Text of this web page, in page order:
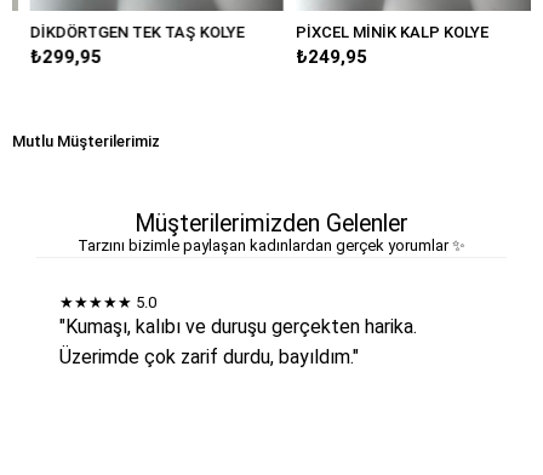
DİKDÖRTGEN TEK TAŞ KOLYE
₺299,95
PİXCEL MİNİK KALP KOLYE
₺249,95
Mutlu Müşterilerimiz
Müşterilerimizden Gelenler
Tarzını bizimle paylaşan kadınlardan gerçek yorumlar ✨
★★★★★ 5.0
"Kumaşı, kalıbı ve duruşu gerçekten harika.
Üzerimde çok zarif durdu, bayıldım."